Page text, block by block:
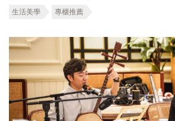
生活美學 專櫃推薦